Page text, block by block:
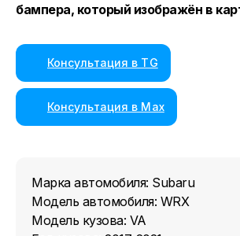
бампера, который изображён в
Консультация в TG
Консультация в Max
Марка автомобиля: Subaru
Модель автомобиля: WRX
Модель кузова: VA